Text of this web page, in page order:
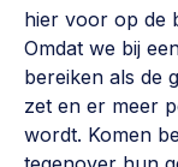
hier voor op de
Omdat we bij
bereiken als de
zet en er meer
wordt. Komen